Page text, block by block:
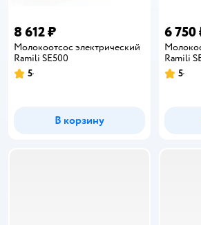
8 612 ₽
Молокоотсос электрический
Ramili SE500
Рейтинг:
5
В корзину
6 750
Ramili
Рейтинг:
5